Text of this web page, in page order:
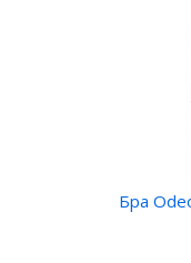
Бра